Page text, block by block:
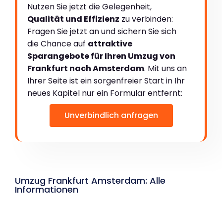
Nutzen Sie jetzt die Gelegenheit,
Qualität und Effizienz zu verbinden:
Fragen Sie jetzt an und sichern Sie sich
die Chance auf attraktive
Sparangebote für Ihren Umzug von
Frankfurt nach Amsterdam. Mit uns an
Ihrer Seite ist ein sorgenfreier Start in Ihr
neues Kapitel nur ein Formular entfernt:
Unverbindlich anfragen
Umzug Frankfurt Amsterdam: Alle
Informationen